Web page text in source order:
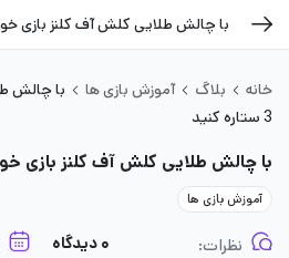
با چالش طلایی کلش آف کلنز بازی خود را 3 ستاره
خانه بلاگ آموزش بازی ها
با چالش
3 ستاره کنید
با چالش طلایی کلش آف کلنز بازی خود را 3 ستاره
آموزش بازی ها
نظرات: ۰ دیدگاه